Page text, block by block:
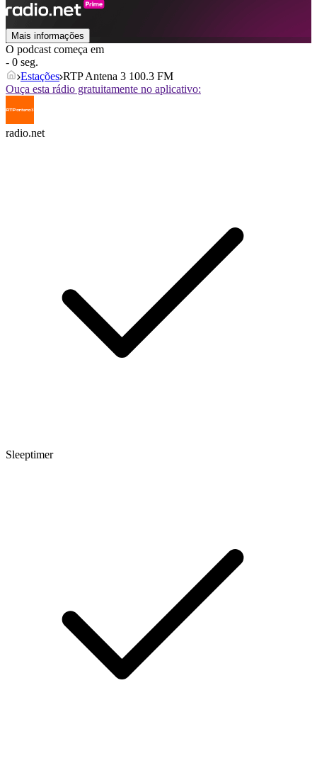
Mais informações
O podcast começa em
- 0 seg.
Estações RTP Antena 3 100.3 FM
Ouça esta rádio gratuitamente no aplicativo:
radio.net
Sleeptimer